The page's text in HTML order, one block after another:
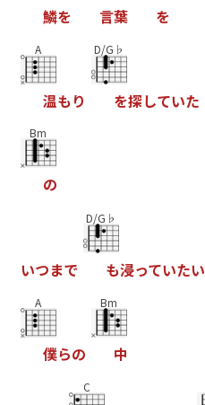
鱗を 言葉 を
A
温もり
D/G♭
を探していた
Bm
の
いつまで
D/G♭
も浸っていたい
A
僕らの
Bm
中
C